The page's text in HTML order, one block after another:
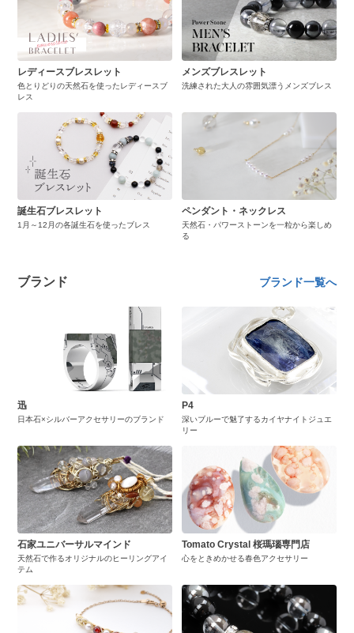
レディースブレスレット
色とりどりの天然石を使ったレディースブ
レス
メンズブレスレット
洗練された大人の雰囲気漂うメンズブレス
誕生石ブレスレット
1月～12月の各誕生石を使ったブレス
ペンダント・ネックレス
天然石・パワーストーンを一粒から楽しめ
る
ブランド ブランド一覧へ
迅
日本石×シルバーアクセサリーのブランド
P4
深いブルーで魅了するカイヤナイトジュエ
リー
石家ユニバーサルマインド
天然石で作るオリジナルのヒーリングアイ
テム
Tomato Crystal 桜瑪瑙専門店
心をときめかせる春色アクセサリー